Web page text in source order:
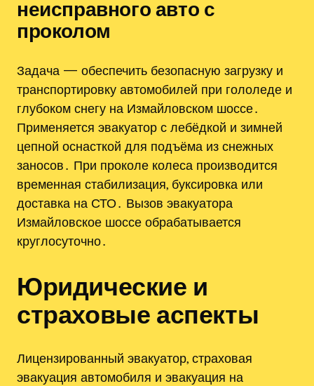
неисправного авто с
проколом
Задача — обеспечить безопасную загрузку и
транспортировку автомобилей при гололеде и
глубоком снегу на Измайловском шоссе․
Применяется эвакуатор с лебёдкой и зимней
цепной оснасткой для подъёма из снежных
заносов․ При проколе колеса производится
временная стабилизация, буксировка или
доставка на СТО․ Вызов эвакуатора
Измайловское шоссе обрабатывается
круглосуточно․
Юридические и
страховые аспекты
Лицензированный эвакуатор, страховая
эвакуация автомобиля и эвакуация на